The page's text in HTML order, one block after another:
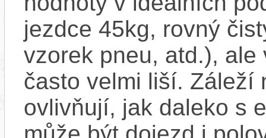
jezdce 45kg, rovný
vzorek pneu, atd.),
často velmi liší. Záleží
ovlivňují, jak daleko s